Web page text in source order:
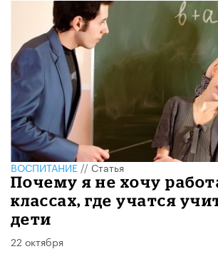
ВОСПИТАНИЕ//Статья
Почему я не хочу
классах, где учатся
дети
22 октября